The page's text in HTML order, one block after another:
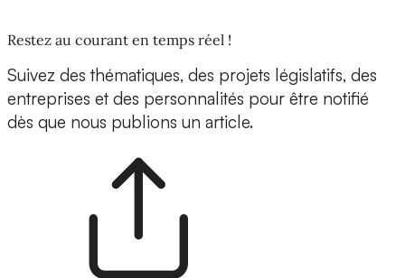
Restez au courant en temps réel !
Suivez des thématiques, des projets législatifs, des
entreprises et des personnalités pour être notifié
dès que nous publions un article.